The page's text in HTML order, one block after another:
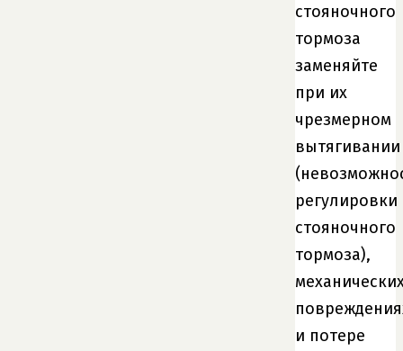
стояночного
тормоза
заменяйте
при их
чрезмерном
вытягивании
регулировки
стояночного
тормоза),
и потере